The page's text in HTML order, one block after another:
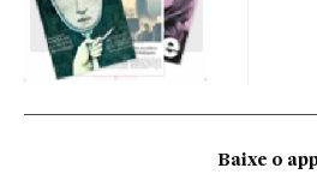
Baixe o